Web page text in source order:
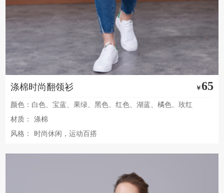
涤棉时尚翻领衫 ￥65
颜色：白色、宝蓝、果绿、黑色、红色、湖蓝、橘色、玫红
材质：
涤棉
风格：
时尚休闲，运动百搭